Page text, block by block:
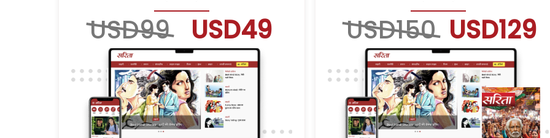
USD99 USD49 USD150 USD129